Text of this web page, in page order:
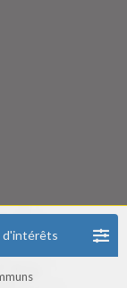
d'intérêts